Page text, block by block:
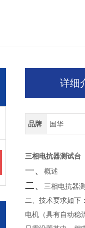
详细
品牌 国华
三相电抗器测试台
一、概述
二、
三相电抗器
二、技术要求如下
电机（具有自动稳